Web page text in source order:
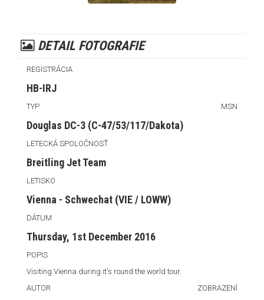
DETAIL FOTOGRAFIE
REGISTRÁCIA
HB-IRJ
TYP MSN
Douglas DC-3 (C-47/53/117/Dakota)
LETECKÁ SPOLOČNOSŤ
Breitling Jet Team
LETISKO
Vienna - Schwechat (VIE / LOWW)
DÁTUM
Thursday, 1st December 2016
POPIS
Visiting Vienna during it's round the world tour.
AUTOR
ZOBRAZENÍ